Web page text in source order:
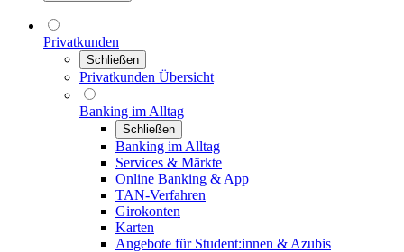
Privatkunden
Schließen
Privatkunden Übersicht
Banking im Alltag
Schließen
Banking im Alltag
Services & Märkte
Online Banking & App
TAN-Verfahren
Girokonten
Karten
Angebote für Student:innen & Azubis